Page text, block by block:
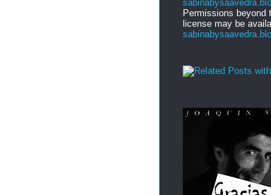
Permissions beyond
license may be